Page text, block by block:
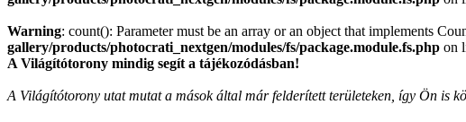
Warning: count(): Parameter must be an array or an object that implements
gallery/products/photocrati_nextgen/modules/fs/package.module.fs.php on
A Világítótorony mindig segít a tájékozódásban!
A Világítótorony utat mutat a mások által már felderített területeken, így Ön is